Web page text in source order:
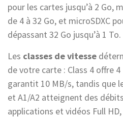
pour les cartes jusqu’à 2 Go,
de 4 à 32 Go, et microSDXC
dépassant 32 Go jusqu’à 1 To.
Les classes de vitesse
de votre carte : Class 4 offre
garantit 10 MB/s, tandis que
et A1/A2 atteignent des
applications et vidéos Full